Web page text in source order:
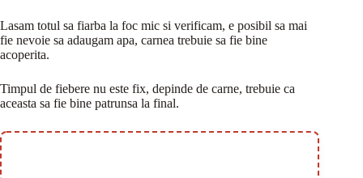
Lasam totul sa fiarba la foc mic si verificam, e posibil sa mai
fie nevoie sa adaugam apa, carnea trebuie sa fie bine
acoperita.
Timpul de fiebere nu este fix, depinde de carne, trebuie ca
aceasta sa fie bine patrunsa la final.